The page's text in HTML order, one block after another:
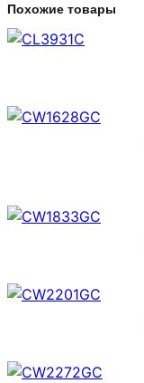
Похожие товары